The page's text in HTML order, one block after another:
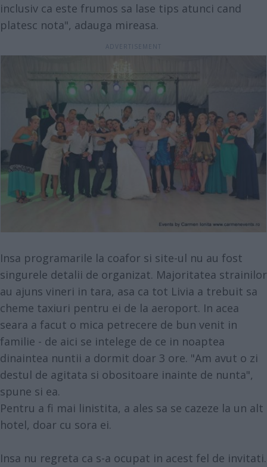
inclusiv ca este frumos sa lase tips atunci cand
platesc nota", adauga mireasa.
Insa programarile la coafor si site-ul nu au fost
singurele detalii de organizat. Majoritatea strainilor
au ajuns vineri in tara, asa ca tot Livia a trebuit sa
cheme taxiuri pentru ei de la aeroport. In acea
seara a facut o mica petrecere de bun venit in
familie - de aici se intelege de ce in noaptea
dinaintea nuntii a dormit doar 3 ore. "Am avut o zi
destul de agitata si obositoare inainte de nunta",
spune si ea.
Pentru a fi mai linistita, a ales sa se cazeze la un alt
hotel, doar cu sora ei.
Insa nu regreta ca s-a ocupat in acest fel de invitati.